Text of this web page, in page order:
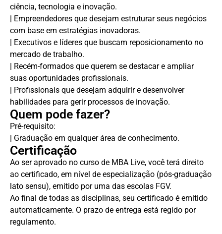
ciência, tecnologia e inovação.
| Empreendedores que desejam estruturar seus negócios
com base em estratégias inovadoras.
| Executivos e líderes que buscam reposicionamento no
mercado de trabalho.
| Recém-formados que querem se destacar e ampliar
suas oportunidades profissionais.
| Profissionais que desejam adquirir e desenvolver
habilidades para gerir processos de inovação.
Quem pode fazer?
Pré-requisito:
| Graduação em qualquer área de conhecimento.
Certificação
Ao ser aprovado no curso de MBA Live, você terá direito
ao certificado, em nível de especialização (pós-graduação
lato sensu), emitido por uma das escolas FGV.
Ao final de todas as disciplinas, seu certificado é emitido
automaticamente. O prazo de entrega está regido por
regulamento.